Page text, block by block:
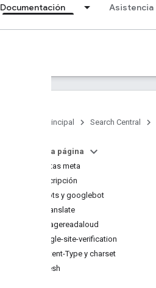
Documentación Asistencia
Página principal Search Central
En esta página
Etiquetas meta
descripción
robots y googlebot
notranslate
nopagereadaloud
google-site-verification
Content-Type y charset
refresh